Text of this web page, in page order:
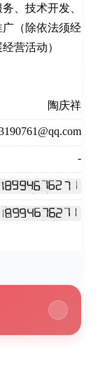
、技术开发、
（除依法须经
营活动）
陶庆祥
-